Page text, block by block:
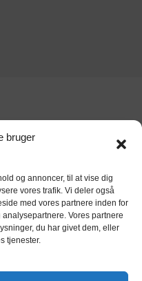
bruger
og annoncer, til at vise dig
vores trafik. Vi deler også
med vores partnere inden for
Vores partnere
du har givet dem, eller
tjenester.